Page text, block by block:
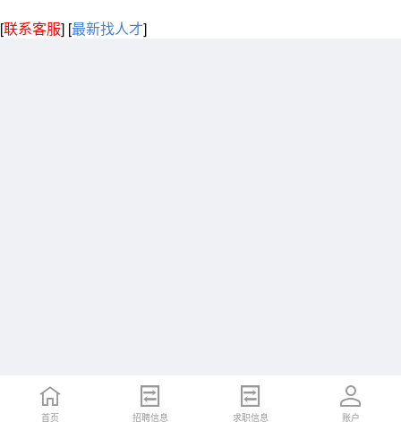
[联系客服] [最新找人才]
首页 招聘信息 求职信息 账户